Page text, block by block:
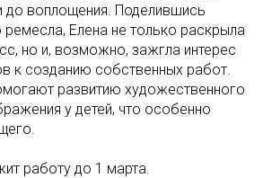
до воплощения. Поделившись
Елена не только раскрыла
но и, возможно, зажгла интерес
к созданию собственных работ.
развитию художественного
у детей, что особенно
работу до 1 марта.